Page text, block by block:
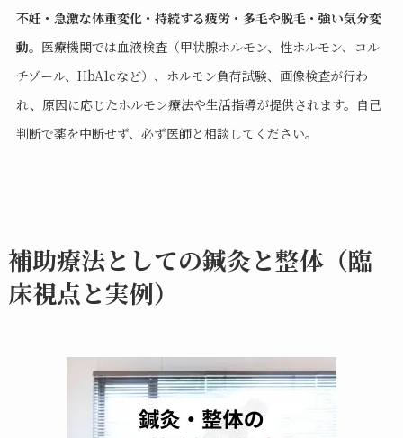
不妊・急激な体重変化・持続する疲労・多毛や脱毛・強い気分変
動。医療機関では血液検査（甲状腺ホルモン、性ホルモン、コル
チゾール、HbA1cなど）、ホルモン負荷試験、画像検査が行わ
れ、原因に応じたホルモン療法や生活指導が提供されます。自己
判断で薬を中断せず、必ず医師と相談してください。
補助療法としての鍼灸と整体（臨
床視点と実例）